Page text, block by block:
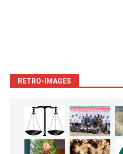
RETRO-IMAGES